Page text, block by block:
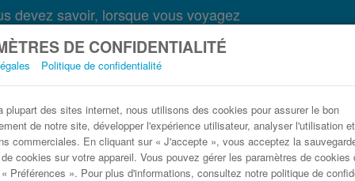
DE CONFIDENTIALITÉ
Politique de confidentialité
plupart des sites internet, nous utilisons des cookies pour assurer le bon
de notre site, développer l'expérience utilisateur, analyser l'utilisation
commerciales. En cliquant sur « J'accepte », vous acceptez la
cookies sur votre appareil. Vous pouvez gérer les paramètres de cookies
Préférences ». Pour plus d'informations, consultez notre politique de
devez savoir, lorsque vous voyagez
i Jakov Vodice (Croatie) , Croatie
Trouvez votre billet de bus moins cher